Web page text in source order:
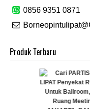
0856 9351 0871
Produk Terbaru